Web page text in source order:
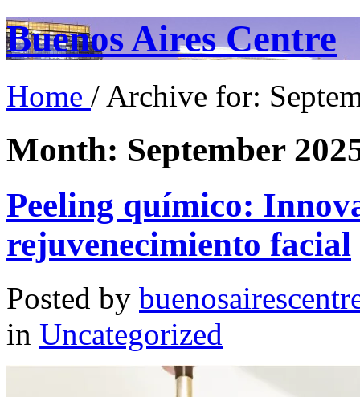
Buenos Aires Centre
Home / Archive for:
Month: September
Peeling químico:
rejuvenecimiento facial
Posted by
in Uncategorized